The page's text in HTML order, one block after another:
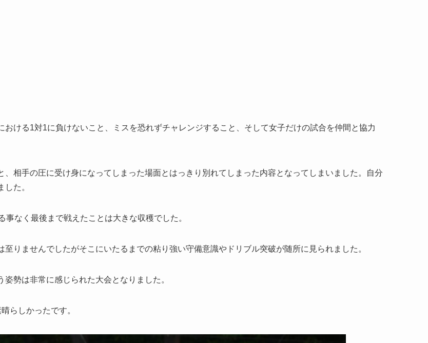
ける1対1に負けないこと、ミスを恐れずチャレンジすること、そして女子だけの試合を仲間と協力
相手の圧に受け身になってしまった場面とはっきり別れてしまった内容となってしまいました。自分
た。
なく最後まで戦えたことは大きな収穫でした。
りませんでしたがそこにいたるまでの粘り強い守備意識やドリブル突破が随所に見られました。
勢は非常に感じられた大会となりました。
らしかったです。